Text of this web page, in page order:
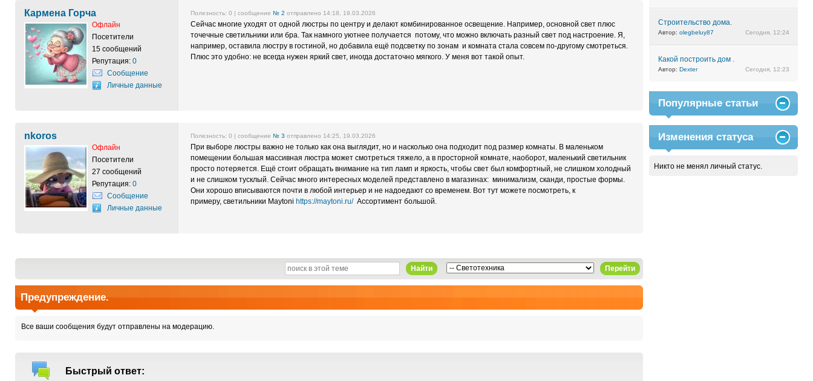
Кармена Горча
Офлайн
Посетители
15 сообщений
Репутация: 0
Сообщение
Личные данные
Полезность: 0 | сообщение № 2 отправлено 14:18, 19.03.2026
Сейчас многие уходят от одной люстры по центру и делают комбинированное освещение. Например, основной свет плюс
точечные светильники или бра. Так намного уютнее получается потому, что можно включать разный свет под настроение. Я,
например, оставила люстру в гостиной, но добавила ещё подсветку по зонам и комната стала совсем по-другому смотреться.
Плюс это удобно: не всегда нужен яркий свет, иногда достаточно мягкого. У меня вот такой опыт.
nkoros
Офлайн
Посетители
27 сообщений
Репутация: 0
Сообщение
Личные данные
Полезность: 0 | сообщение № 3 отправлено 14:25, 19.03.2026
При выборе люстры важно не только как она выглядит, но и насколько она подходит под размер комнаты. В маленьком
помещении большая массивная люстра может смотреться тяжело, а в просторной комнате, наоборот, маленький светильник
просто потеряется. Ещё стоит обращать внимание на тип ламп и яркость, чтобы свет был комфортный, не слишком холодный
и не слишком тусклый. Сейчас много интересных моделей представлено в магазинах: минимализм, сканди, простые формы.
Они хорошо вписываются почти в любой интерьер и не надоедают со временем. Вот тут можете посмотреть, к
примеру, светильники Maytoni https://maytoni.ru/Ассортимент большой.
Перейти
Найти
Предупреждение.
Все ваши сообщения будут отправлены на модерацию.
Быстрый ответ:
Строительство дома.
Автор: olegbeluy87 Сегодня, 12:24
Какой построить дом .
Автор: Dexter Сегодня, 12:23
Популярные статьи
Изменения статуса
Никто не менял личный статус.